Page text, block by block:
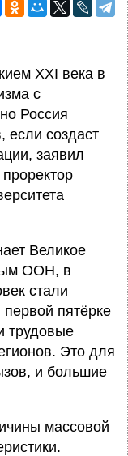
XXI века в
с
Россия
если создаст
заявил
Великое
ООН, в
стали
пятёрке
трудовые
Это для
и большие
массовой